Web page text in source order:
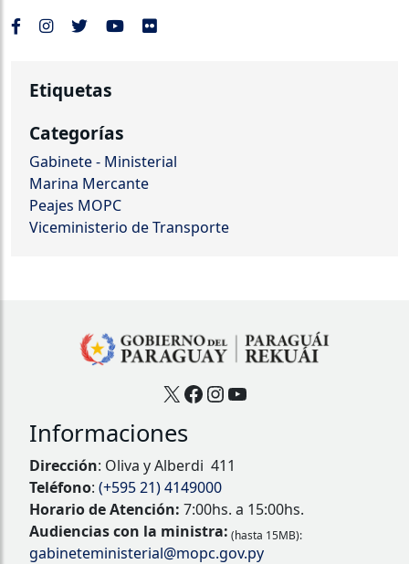
Etiquetas
Categorías
Gabinete - Ministerial
Marina Mercante
Peajes MOPC
Viceministerio de Transporte
X Facebook
Instagram
YouTube
Informaciones
Dirección: Oliva y Alberdi 411
Teléfono: (+595 21) 4149000
Horario de Atención: 7:00hs. a 15:00hs.
Audiencias con la ministra: (hasta 15MB):
gabineteministerial@mopc.gov.py